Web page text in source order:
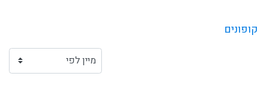
קופונים